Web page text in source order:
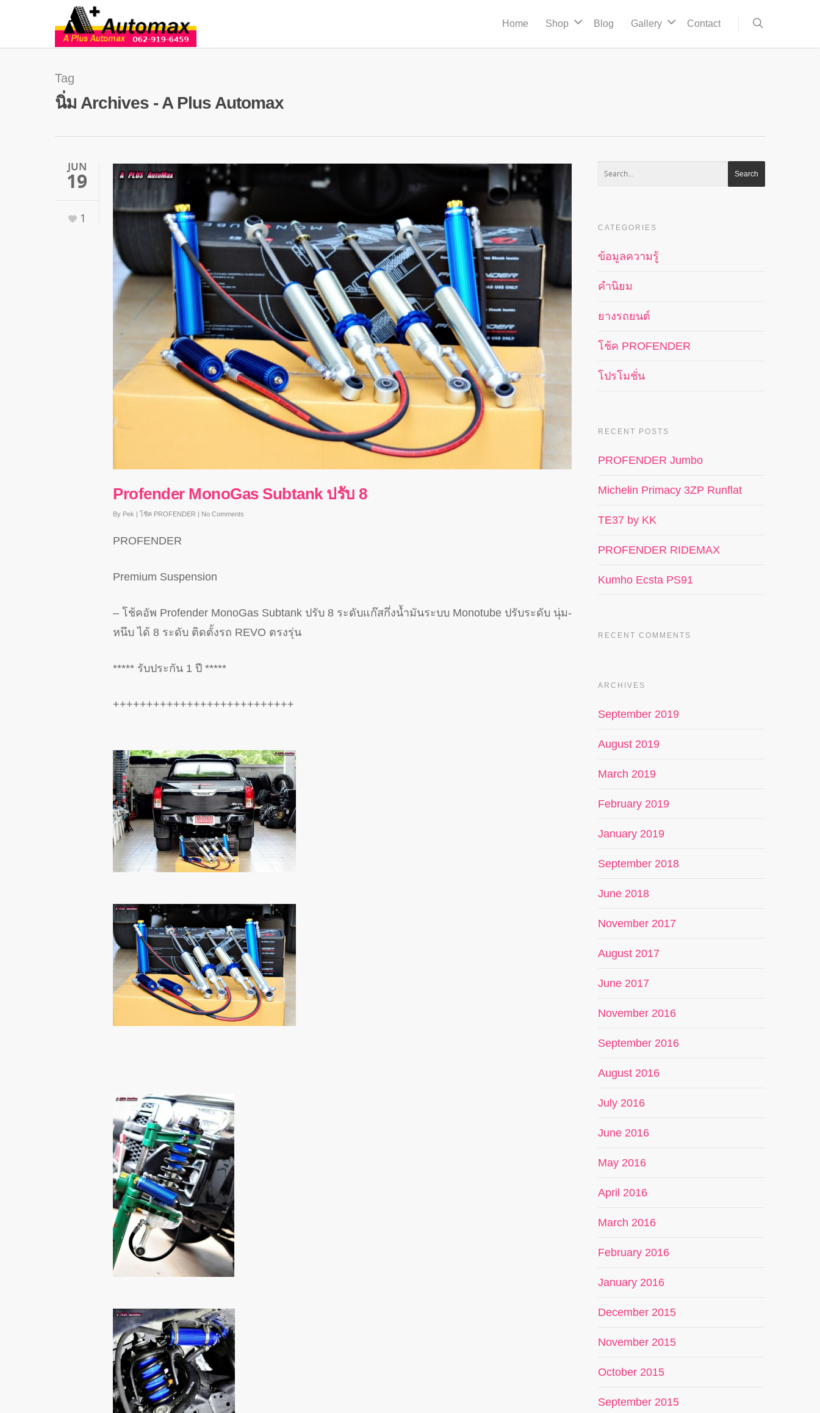
Home Shop Blog Gallery Contact
Tag
นิ่ม Archives - A Plus Automax
JUN
19
1
Profender MonoGas Subtank ปรับ 8
By Pek โช้ค PROFENDER No Comments
PROFENDER
Premium Suspension
– โช้คอัพ Profender MonoGas Subtank ปรับ 8 ระดับแก๊สกึ่งน้ำมันระบบ Monotube ปรับระดับ นุ่ม-
หนึบ ได้ 8 ระดับ ติดตั้งรถ REVO ตรงรุ่น
***** รับประกัน 1 ปี *****
+++++++++++++++++++++++++++
CATEGORIES
ข้อมูลความรู้
คำนิยม
ยางรถยนต์
โช้ค PROFENDER
โปรโมชั่น
RECENT POSTS
PROFENDER Jumbo
Michelin Primacy 3ZP Runflat
TE37 by KK
PROFENDER RIDEMAX
Kumho Ecsta PS91
RECENT COMMENTS
ARCHIVES
September 2019
August 2019
March 2019
February 2019
January 2019
September 2018
June 2018
November 2017
August 2017
June 2017
November 2016
September 2016
August 2016
July 2016
June 2016
May 2016
April 2016
March 2016
February 2016
January 2016
December 2015
November 2015
October 2015
September 2015